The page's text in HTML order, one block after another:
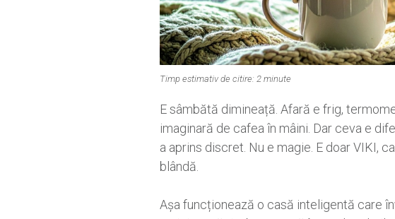
Timp estimativ de citire: 2 minute
E sâmbătă dimineață. Afară e frig,
imaginară de cafea în mâini. Dar ceva e
a aprins discret. Nu e magie. E doar VIKI,
blândă.
Așa funcționează o casă inteligentă care